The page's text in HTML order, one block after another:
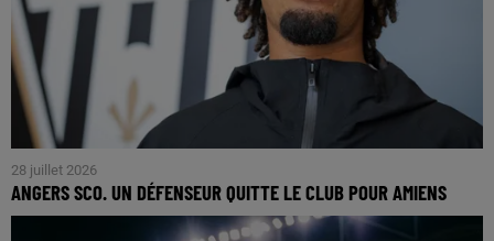
28 juillet 2026
ANGERS SCO. UN DÉFENSEUR QUITTE LE CLUB POUR AMIENS